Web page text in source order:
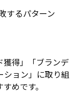
するパターン
獲得」「ブランデ
ション」に取り組
めです。